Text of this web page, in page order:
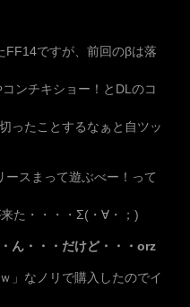
FF14ですが、前回のβは落
ンチキショー！とDLのコ
ったことするなぁと自ツッ
ースまって遊ぶべー！って
た・・・・Σ(・∀・；)
ん・・・だけど・・・orz
」なノリで購入したのでイ